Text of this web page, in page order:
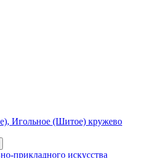
Игольное (Шитое) кружево
прикладного искусства